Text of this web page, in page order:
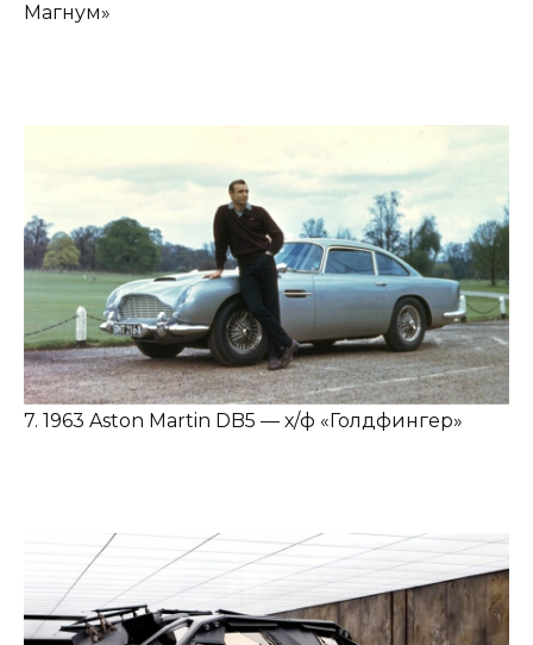
Магнум»
7. 1963 Aston Martin DB5 — х/ф «Голдфингер»